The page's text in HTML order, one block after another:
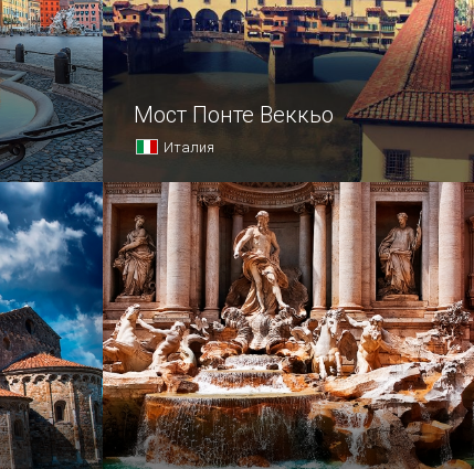
Мост Понте Веккьо
Италия
Мост Понте Веккью тремя своими
каменными арками соединяет берега
реки Арно в самом узком месте.